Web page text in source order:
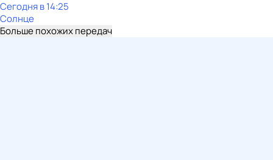
Сегодня в 14:25
Солнце
Больше похожих передач